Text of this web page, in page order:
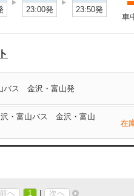
23:00発
23:50発
車
バス 金沢・富山発
・富山バス 金沢・富山
在
前へ 1 次へ